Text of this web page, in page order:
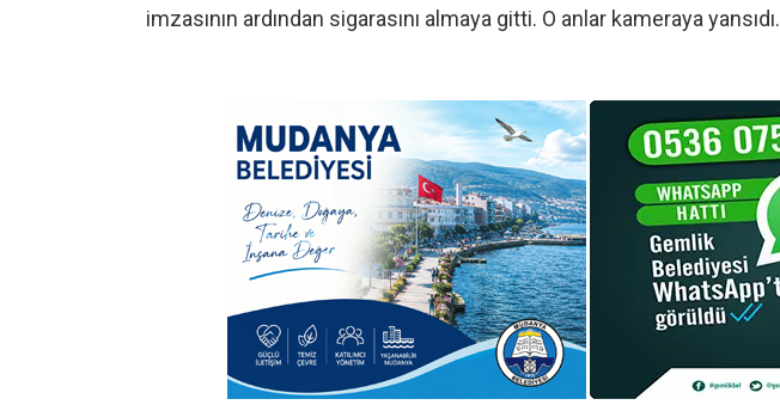
imzasının ardından sigarasını almaya gitti. O anlar kameraya yansıdı.